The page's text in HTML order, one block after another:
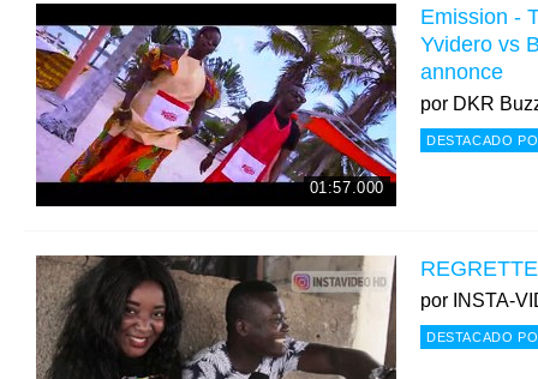
01:57.000
Emission -
Yvidero vs
annonce
por DKR
DESTACADO
por INSTA-
DESTACADO